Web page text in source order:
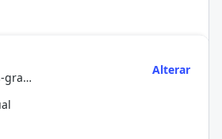
Especialização (pós-graduação)
Alterar